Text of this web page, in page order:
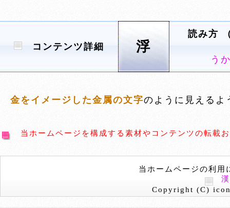
コンテンツ詳細 浮
読み方
う
金をイメージした金属の文字のように見えるよ
当ホームページを構成する素材やコンテンツの転載
当ホームページの利用
Copyright (C)